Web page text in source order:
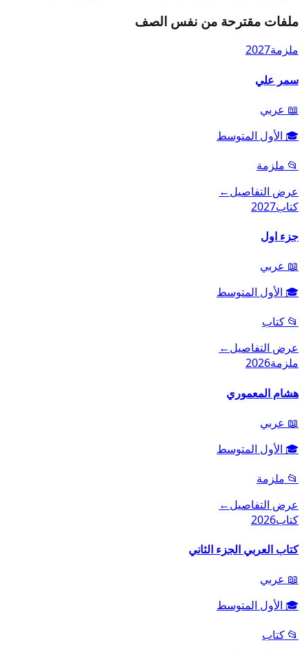
ملفات مقترحة من نفس الصف
ملزمة2027
سمر علي
📖 عربي
🎓 الأول المتوسط
📂 ملزمة
عرض التفاصيل←
كتاب2027
جزء اول
📖 عربي
🎓 الأول المتوسط
📂 كتاب
عرض التفاصيل←
ملزمة2026
هشام المعموري
📖 عربي
🎓 الأول المتوسط
📂 ملزمة
عرض التفاصيل←
كتاب2026
كتاب العربي الجزء الثاني
📖 عربي
🎓 الأول المتوسط
📂 كتاب